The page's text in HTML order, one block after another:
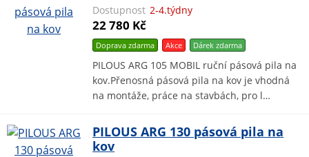
Dostupnost 2-4.týdny
22 780 Kč
Doprava zdarma Akce Dárekzdarma
PILOUS ARG 105 MOBIL ruční pásová pila na
kov.Přenosná pásová pila na kov je vhodná
na montáže, práce na stavbách, pro l…
PILOUS ARG 130 pásová pila na
kov